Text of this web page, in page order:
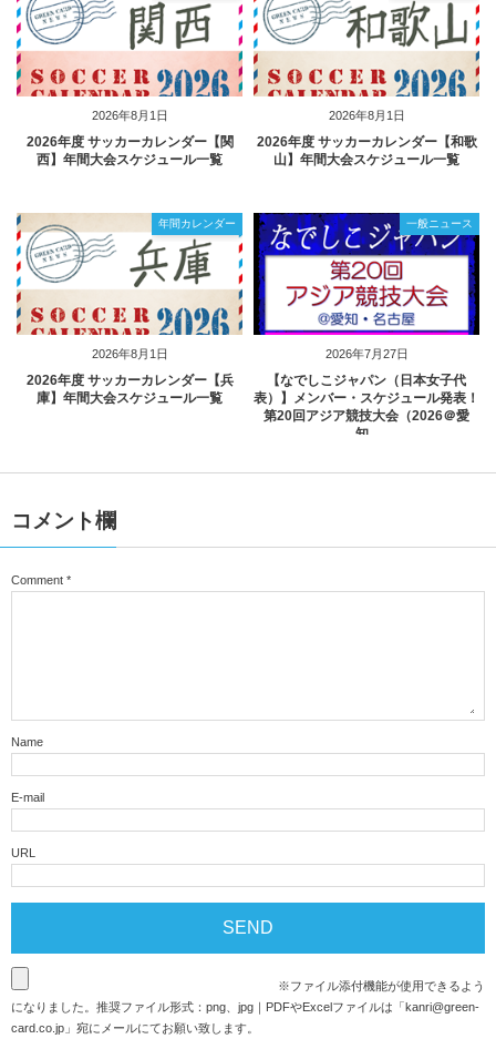
2026年8月1日
2026年度 サッカーカレンダー【関
西】年間大会スケジュール一覧
2026年8月1日
2026年度 サッカーカレンダー【和歌
山】年間大会スケジュール一覧
2026年8月1日
年間カレンダー
2026年度 サッカーカレンダー【兵
庫】年間大会スケジュール一覧
2026年7月27日
一般ニュース
【なでしこジャパン（日本女子代
表）】メンバー・スケジュール発表！
第20回アジア競技大会（2026＠愛
知...
コメント欄
Comment *
Name
E-mail
URL
※ファイル添付機能が使用できるよう
になりました。推奨ファイル形式：png、jpg｜PDFやExcelファイルは「kanri@green-
card.co.jp 」宛にメールにてお願い致します。